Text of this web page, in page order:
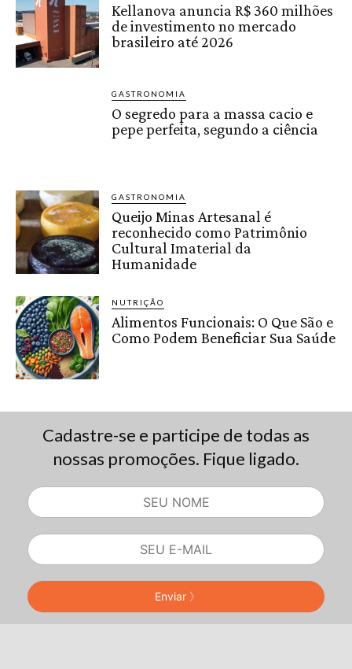
Kellanova anuncia R$ 360 milhões
de investimento no mercado
brasileiro até 2026
GASTRONOMIA
O segredo para a massa cacio e
pepe perfeita, segundo a ciência
GASTRONOMIA
Queijo Minas Artesanal é
reconhecido como Patrimônio
Cultural Imaterial da
Humanidade
NUTRIÇÃO
Alimentos Funcionais: O Que São e
Como Podem Beneficiar Sua Saúde
Cadastre-se e participe de todas as
nossas promoções. Fique ligado.
Enviar